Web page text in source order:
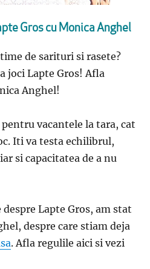
Gros cu Monica Anghel
de sarituri si rasete?
joci Lapte Gros! Afla
Anghel!
vacantele la tara, cat
Iti va testa echilibrul,
si capacitatea de a nu
Lapte Gros, am stat
despre care stiam deja
. Afla regulile aici si vezi